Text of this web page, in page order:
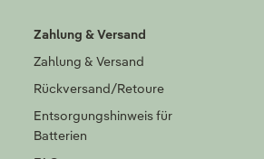
Zahlung & Versand
Zahlung & Versand
Rückversand/Retoure
Entsorgungshinweis für
Batterien